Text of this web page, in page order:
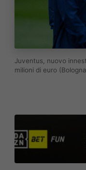
Juventus, nuovo
milioni di euro